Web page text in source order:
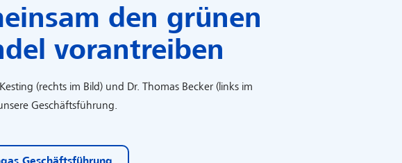
den grünen
vorantreiben
(rechts im Bild) und Dr. Thomas Becker (links im
Geschäftsführung.